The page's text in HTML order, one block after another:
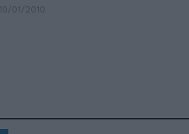
10/01/2010